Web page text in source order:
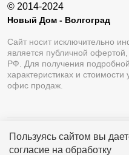
Пользуясь сайтом вы
согласие на обработку
© 2014-2024
Новый Дом - Волгоград
Сайт носит исключительно
является публичной
РФ. Для получения
характеристиках и
офис продаж.
Разработка сайта